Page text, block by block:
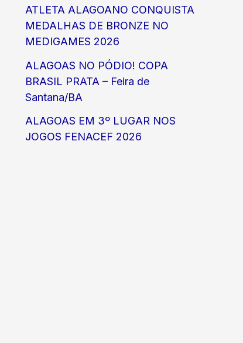
ATLETA ALAGOANO CONQUISTA
MEDALHAS DE BRONZE NO
MEDIGAMES 2026
ALAGOAS NO PÓDIO! COPA
BRASIL PRATA – Feira de
Santana/BA
ALAGOAS EM 3º LUGAR NOS
JOGOS FENACEF 2026